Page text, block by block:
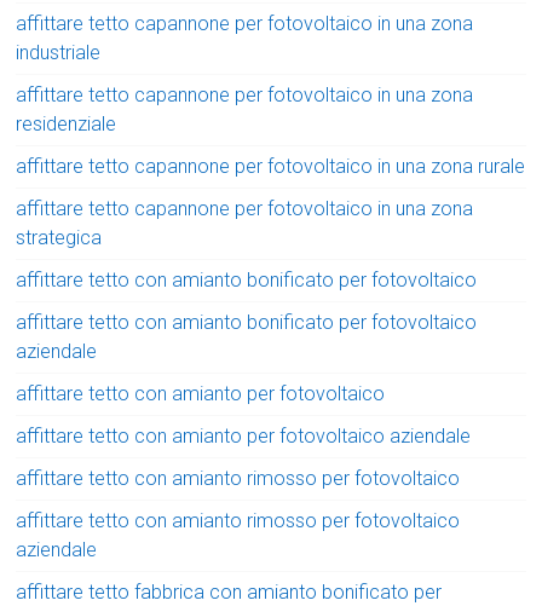
affittare tetto capannone per fotovoltaico in una zona
industriale
affittare tetto capannone per fotovoltaico in una zona
residenziale
affittare tetto capannone per fotovoltaico in una zona rurale
affittare tetto capannone per fotovoltaico in una zona
strategica
affittare tetto con amianto bonificato per fotovoltaico
affittare tetto con amianto bonificato per fotovoltaico
aziendale
affittare tetto con amianto per fotovoltaico
affittare tetto con amianto per fotovoltaico aziendale
affittare tetto con amianto rimosso per fotovoltaico
affittare tetto con amianto rimosso per fotovoltaico
aziendale
affittare tetto fabbrica con amianto bonificato per